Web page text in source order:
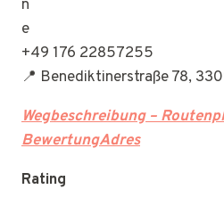
+49 176 22857255
📍 Benediktinerstraße 78,
Wegbeschreibung –
BewertungAdres
Rating